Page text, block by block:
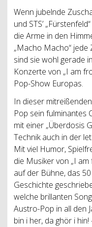
Wenn jubelnde
und STS’
die Arme in den
„Macho Macho“ jede
sind sie wohl gerade
Konzerte von „I am
Pop-Show Europas.
In dieser
Pop sein fulminantes
mit einer „Überdosis
Technik auch in der
Mit viel Humor,
die Musiker von „I
auf der Bühne, das
Geschichte
welche brillanten
Austro-Pop in all den
bin i her, da ghör i